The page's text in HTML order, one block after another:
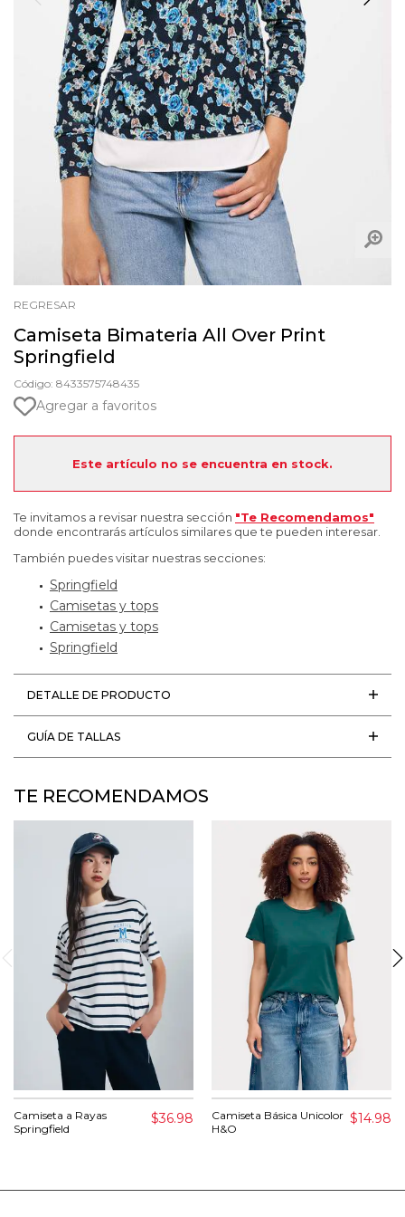
REGRESAR
Camiseta Bimateria All Over Print
Springfield
Código: 8433575748435
Agregar a favoritos
Este artículo no se encuentra en stock.
Te invitamos a revisar nuestra sección "Te Recomendamos"
donde encontrarás artículos similares que te pueden interesar.
También puedes visitar nuestras secciones:
Springfield
Camisetas y tops
Camisetas y tops
Springfield
DETALLE DE PRODUCTO
GUÍA DE TALLAS
TE RECOMENDAMOS
Camiseta a Rayas
Springfield
$36.98
Camiseta Básica Unicolor
H&O
$14.98